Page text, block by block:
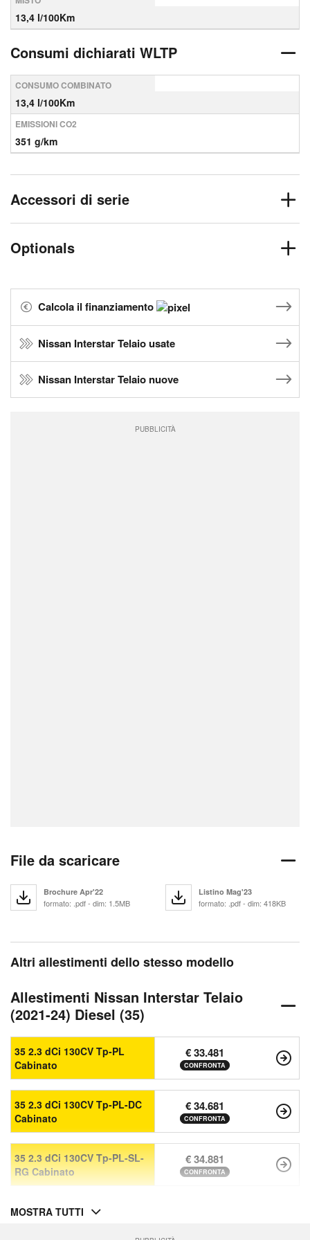
13,4 l/100Km
Consumi dichiarati WLTP
CONSUMO COMBINATO
13,4 l/100Km
EMISSIONI CO2
351 g/km
Accessori di serie
Optionals
Calcola il finanziamento
Nissan Interstar Telaio usate
Nissan Interstar Telaio nuove
PUBBLICITÀ
File da scaricare
Brochure Apr'22
formato: .pdf - dim: 1.5MB
Listino Mag'23
formato: .pdf - dim: 418KB
Altri allestimenti dello stesso modello
Allestimenti Nissan Interstar Telaio
(2021-24) Diesel (35)
35 2.3 dCi 130CV Tp-PL
Cabinato
€ 33.481
CONFRONTA
35 2.3 dCi 130CV Tp-PL-DC
Cabinato
€ 34.681
CONFRONTA
35 2.3 dCi 130CV Tp-PL-SL-
RG Cabinato
€ 34.881
CONFRONTA
MOSTRA TUTTI